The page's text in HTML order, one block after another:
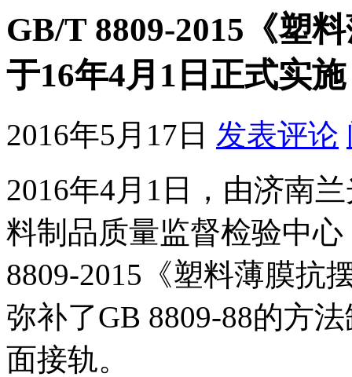
GB/T 8809-2015《塑
于16年4月1日正式实施
2016年5月17日 发表评论
2016年4月1日，由济南
料制品质量监督检验中
8809-2015《塑料薄膜抗
弥补了GB 8809-88的方
面接轨。